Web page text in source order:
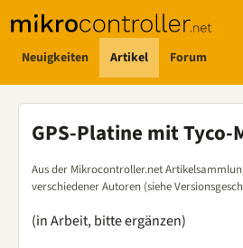
Neuigkeiten Artikel Forum
GPS-Platine mit Tyco-
Aus der Mikrocontroller.net
verschiedener Autoren (siehe
(in Arbeit, bitte ergänzen)